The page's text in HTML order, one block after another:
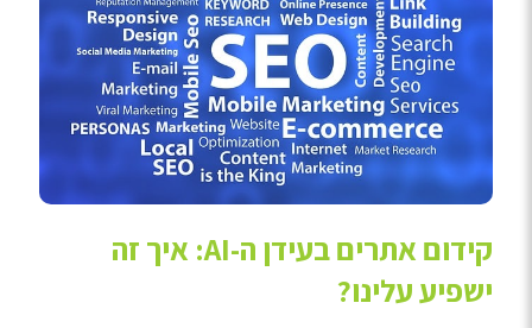
קידום אתרים בעידן ה-AI: איך זה
ישפיע עלינו?